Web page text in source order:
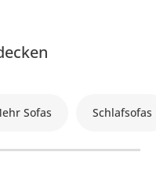
Sofas Schlafsofas